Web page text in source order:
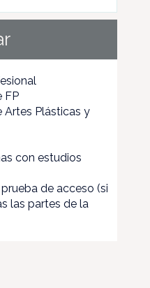
FP
Artes Plásticas y
con estudios
de acceso (si
las partes de la